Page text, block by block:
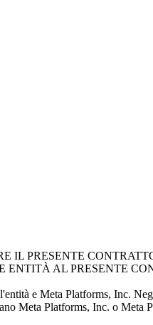
IL PRESENTE
AL PRESENTE
e Meta Platforms, Inc.
Meta Platforms, Inc. o Meta